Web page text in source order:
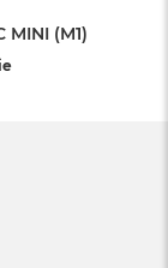
MINI (M1)